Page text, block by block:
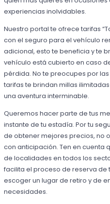
experiencias inolvidables.
Nuestro portal te ofrece tarifas
con el seguro para el vehículo
adicional, esto te beneficia y te
vehículo está cubierto en caso
pérdida. No te preocupes por
tarifas te brindan millas
una aventura interminable.
Queremos hacer parte de tus
instante de tu estadía. Por tu
de obtener mejores precios, no
con anticipación. Ten en cuenta
de localidades en todos los
facilita el proceso de reserva
escoger un lugar de retiro y de
necesidades.